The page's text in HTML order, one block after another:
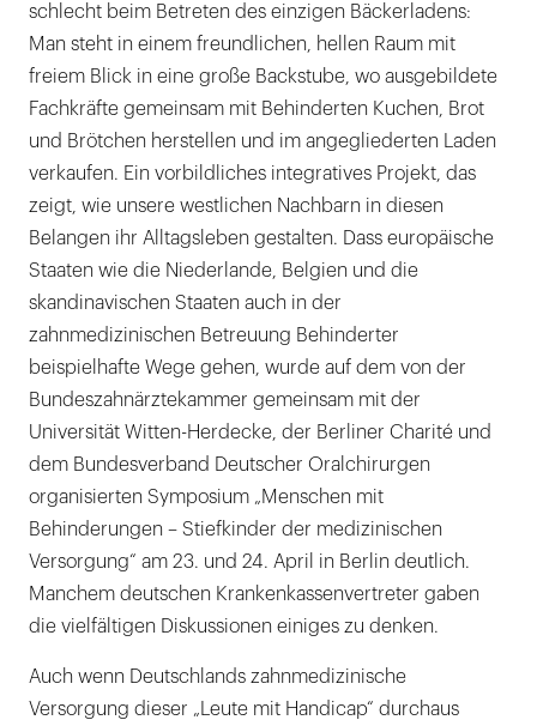
schlecht beim Betreten des einzigen Bäckerladens:
Man steht in einem freundlichen, hellen Raum mit
freiem Blick in eine große Backstube, wo ausgebildete
Fachkräfte gemeinsam mit Behinderten Kuchen, Brot
und Brötchen herstellen und im angegliederten Laden
verkaufen. Ein vorbildliches integratives Projekt, das
zeigt, wie unsere westlichen Nachbarn in diesen
Belangen ihr Alltagsleben gestalten. Dass europäische
Staaten wie die Niederlande, Belgien und die
skandinavischen Staaten auch in der
zahnmedizinischen Betreuung Behinderter
beispielhafte Wege gehen, wurde auf dem von der
Bundeszahnärztekammer gemeinsam mit der
Universität Witten-Herdecke, der Berliner Charité und
dem Bundesverband Deutscher Oralchirurgen
organisierten Symposium „Menschen mit
Behinderungen – Stiefkinder der medizinischen
Versorgung“ am 23. und 24. April in Berlin deutlich.
Manchem deutschen Krankenkassenvertreter gaben
die vielfältigen Diskussionen einiges zu denken.
Auch wenn Deutschlands zahnmedizinische
Versorgung dieser „Leute mit Handicap“ durchaus